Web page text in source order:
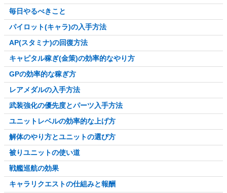
毎日やるべきこと
パイロット(キャラ)の入手方法
AP(スタミナ)の回復方法
キャピタル稼ぎ(金策)の効率的なやり方
GPの効率的な稼ぎ方
レアメダルの入手方法
武装強化の優先度とパーツ入手方法
ユニットレベルの効率的な上げ方
解体のやり方とユニットの選び方
被りユニットの使い道
戦艦巡航の効果
キャラリクエストの仕組みと報酬